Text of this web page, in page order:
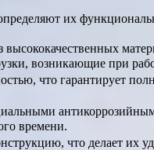
их
высококачественных
возникающие при
что гарантирует
времени.
что делает их